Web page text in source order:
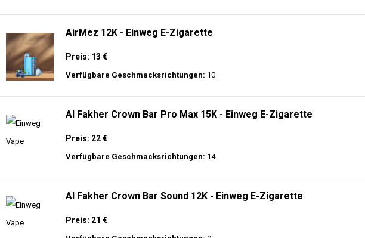
AirMez 12K - Einweg E-Zigarette
Preis: 13 €
Verfügbare Geschmacksrichtungen: 10
Al Fakher Crown Bar Pro Max 15K - Einweg E-Zigarette
Preis: 22 €
Verfügbare Geschmacksrichtungen: 14
Al Fakher Crown Bar Sound 12K - Einweg E-Zigarette
Preis: 21 €